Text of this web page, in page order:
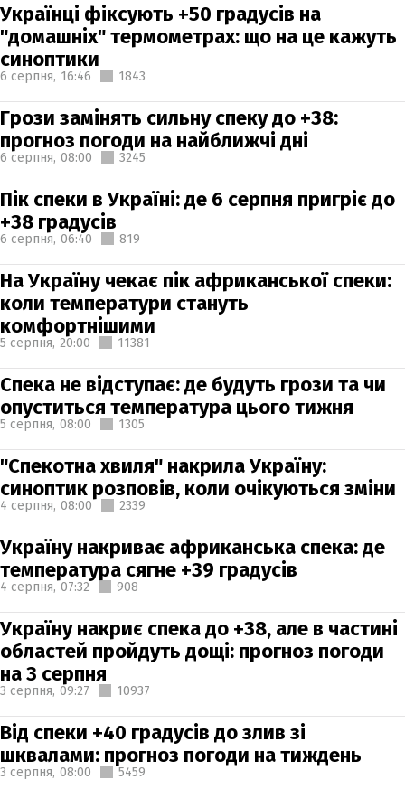
Українці фіксують +50 градусів на
"домашніх" термометрах: що на це кажуть
синоптики
6 серпня, 16:46 1843
Грози замінять сильну спеку до +38:
прогноз погоди на найближчі дні
6 серпня, 08:00 3245
Пік спеки в Україні: де 6 серпня пригріє до
+38 градусів
6 серпня, 06:40 819
На Україну чекає пік африканської спеки:
коли температури стануть
комфортнішими
5 серпня, 20:00 11381
Спека не відступає: де будуть грози та чи
опуститься температура цього тижня
5 серпня, 08:00 1305
"Спекотна хвиля" накрила Україну:
синоптик розповів, коли очікуються зміни
4 серпня, 08:00 2339
Україну накриває африканська спека: де
температура сягне +39 градусів
4 серпня, 07:32 908
Україну накриє спека до +38, але в частині
областей пройдуть дощі: прогноз погоди
на 3 серпня
3 серпня, 09:27 10937
Від спеки +40 градусів до злив зі
шквалами: прогноз погоди на тиждень
3 серпня, 08:00 5459